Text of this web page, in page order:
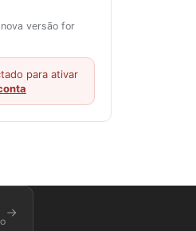
versão for
para ativar